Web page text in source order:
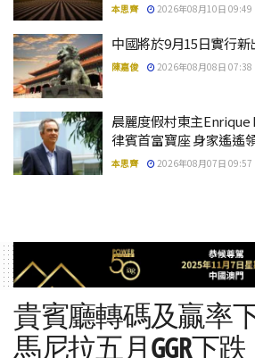
本思齊 2026年08月10日 09:49
中國將於9月15日實行
陳嘉俊 2026年08月08日 07:38
晨麗度假村東主Enrique
律賓首富寶座 身家遙遙
本思齊 2026年08月07日 09:57
貴賓廳轉碼及贏率
馬尼拉五月GGR下跌